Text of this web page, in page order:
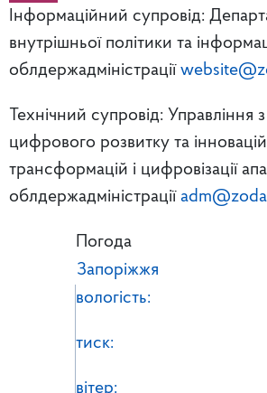
Інформаційний супровід:
внутрішньої політики та
облдержадміністрації
Технічний супровід: Управління
цифрового розвитку та
трансформацій і цифровізації
облдержадміністрації
Погода
Запоріжжя
вологість:
тиск:
вітер: